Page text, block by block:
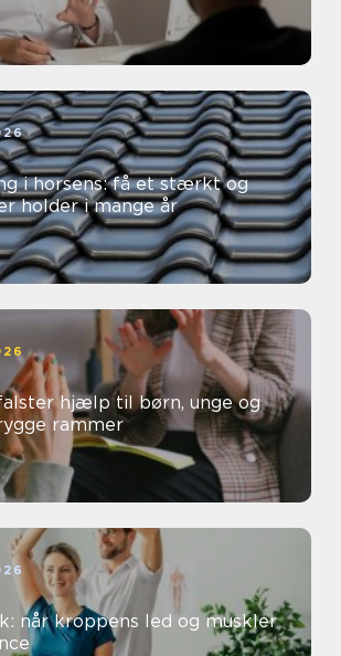
i horsens: få et stærkt og
holder i mange år
børn, unge og
rammer
når kroppens led og muskler